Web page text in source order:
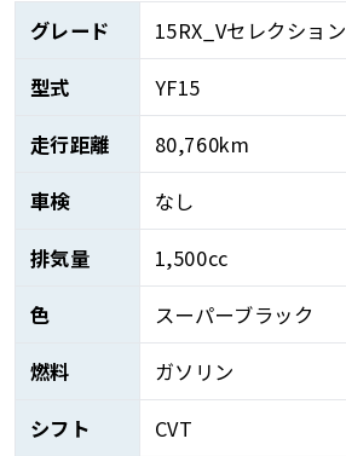
グレード
15RX_Vセレクション
型式
YF15
走行距離
80,760km
車検
なし
排気量
1,500cc
色
スーパーブラック
燃料
ガソリン
シフト
CVT